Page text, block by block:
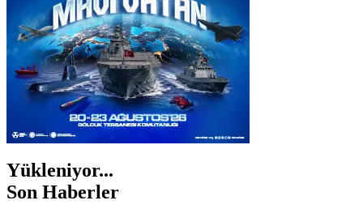
Yükleniyor...
Son Haberler